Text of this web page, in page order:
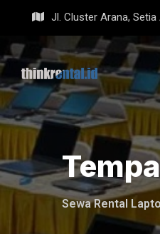
content
Jl. Cluster Arana,
Sewa Rental